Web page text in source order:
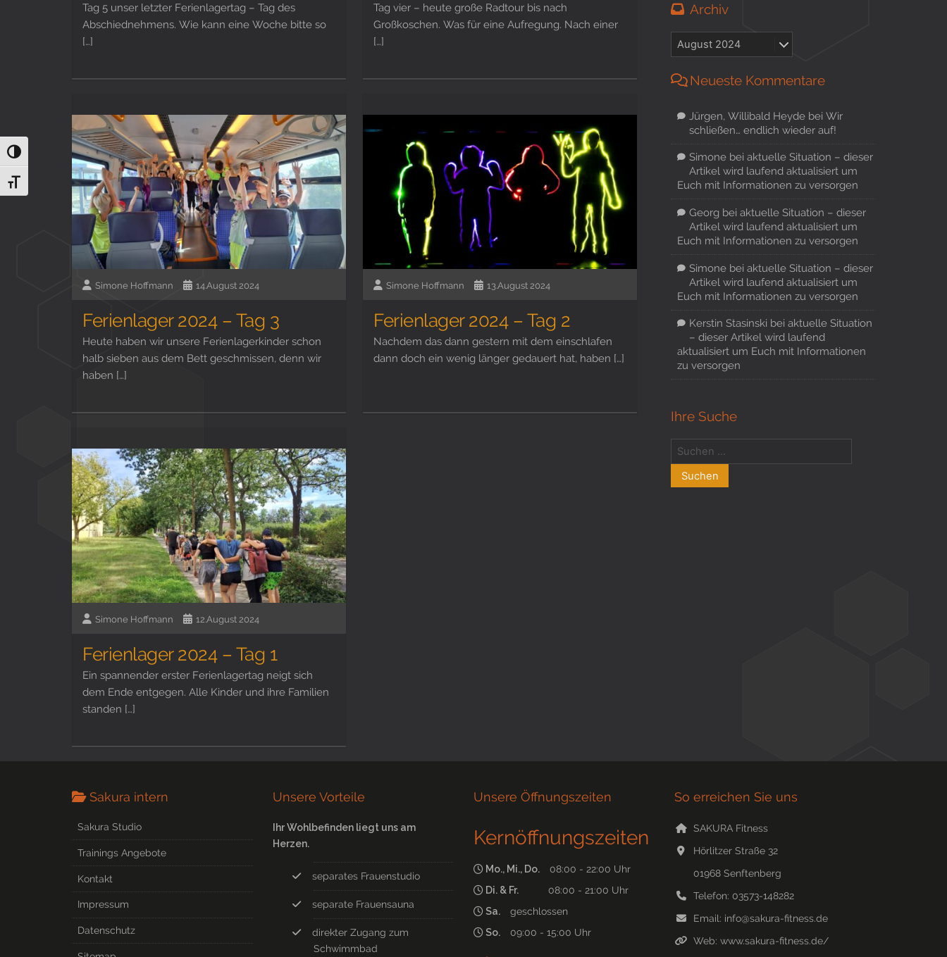
Umschalten auf hohe Kontraste
Schrift vergrößern
Tag 5 unser letzter Ferienlagertag – Tag des
Abschiednehmens. Wie kann eine Woche bitte so
[…]
Tag vier – heute große Radtour bis nach
Großkoschen. Was für eine Aufregung. Nach einer
[…]
Simone Hoffmann 14.August 2024
Ferienlager 2024 – Tag 3
Heute haben wir unsere Ferienlagerkinder schon
halb sieben aus dem Bett geschmissen, denn wir
haben […]
Simone Hoffmann 13.August 2024
Ferienlager 2024 – Tag 2
Nachdem das dann gestern mit dem einschlafen
dann doch ein wenig länger gedauert hat, haben […]
Simone Hoffmann 12.August 2024
Ferienlager 2024 – Tag 1
Ein spannender erster Ferienlagertag neigt sich
dem Ende entgegen. Alle Kinder und ihre Familien
standen […]
Archiv
Neueste Kommentare
Jürgen, Willibald Heydebei Wir
schließen… endlich wieder auf!
Simonebei aktuelle Situation – dieser
Artikel wird laufend aktualisiert um
Euch mit Informationen zu versorgen
Georg bei aktuelle Situation – dieser
Artikel wird laufend aktualisiert um
Euch mit Informationen zu versorgen
Simonebei aktuelle Situation – dieser
Artikel wird laufend aktualisiert um
Euch mit Informationen zu versorgen
Kerstin Stasinski bei aktuelle Situation
– dieser Artikel wird laufend
aktualisiert um Euch mit Informationen
zu versorgen
Ihre Suche
Sakura intern
Sakura Studio
Trainings Angebote
Kontakt
Impressum
Datenschutz
Unsere Vorteile
Ihr Wohlbefinden liegt uns am
Herzen.
separates Frauenstudio
separate Frauensauna
direkter Zugang zum
Schwimmbad
Unsere Öffnungszeiten
Kernöffnungszeiten
Mo., Mi., Do.
08:00 - 22:00 Uhr
Di. & Fr.
08:00 - 21:00 Uhr
Sa.
geschlossen
So.
09:00 - 15:00 Uhr
So erreichen Sie uns
SAKURA Fitness
Hörlitzer Straße 32
01968 Senftenberg
Telefon: 03573-148282
Email: info@sakura-fitness.de
Web: www.sakura-fitness.de/